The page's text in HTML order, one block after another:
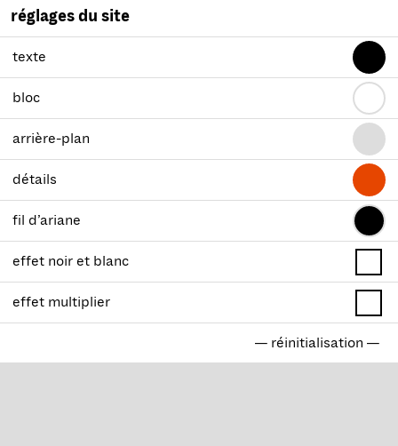
réglages du site
texte
bloc
arrière-plan
détails
fil d’ariane
effet noir et blanc
effet multiplier
— réinitialisation —